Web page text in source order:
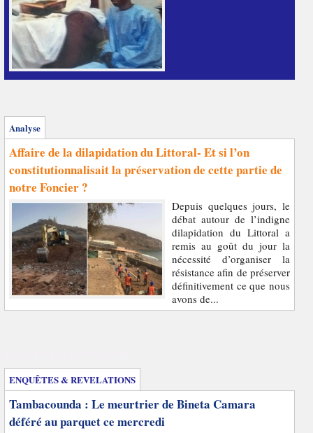
Analyse
Affaire de la dilapidation du Littoral- Et si l’on
constitutionnalisait la préservation de cette partie de
notre Foncier ?
Depuis quelques jours, le
débat autour de l’indigne
dilapidation du Littoral a
remis au goût du jour la
nécessité d’organiser la
résistance afin de préserver
définitivement ce que nous
avons de...
ENQUÊTES & REVELATIONS
Tambacounda : Le meurtrier de Bineta Camara
déféré au parquet ce mercredi